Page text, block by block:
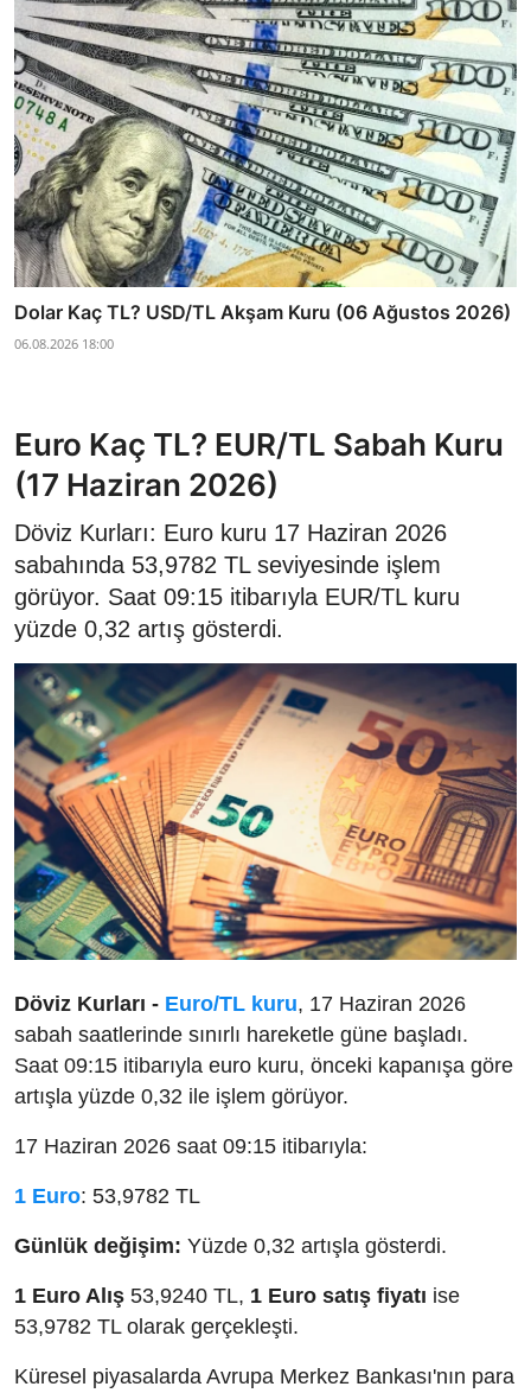
Dolar Kaç TL? USD/TL Akşam Kuru (06 Ağustos 2026)
06.08.2026 18:00
Euro Kaç TL? EUR/TL Sabah Kuru
(17 Haziran 2026)
Döviz Kurları: Euro kuru 17 Haziran 2026
sabahında 53,9782 TL seviyesinde işlem
görüyor. Saat 09:15 itibarıyla EUR/TL kuru
yüzde 0,32 artış gösterdi.
Döviz Kurları - Euro/TL kuru, 17 Haziran 2026
sabah saatlerinde sınırlı hareketle güne başladı.
Saat 09:15 itibarıyla euro kuru, önceki kapanışa göre
artışla yüzde 0,32 ile işlem görüyor.
17 Haziran 2026 saat 09:15 itibarıyla:
1 Euro: 53,9782 TL
Günlük değişim: Yüzde 0,32 artışla gösterdi.
1 Euro Alış 53,9240 TL, 1 Euro satış fiyatı ise
53,9782 TL olarak gerçekleşti.
Küresel piyasalarda Avrupa Merkez Bankası'nın para